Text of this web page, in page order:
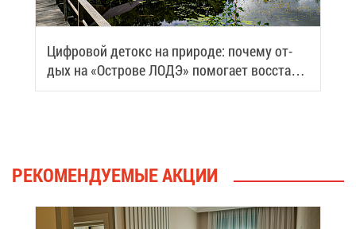
Циф­ро­вой де­токс на при­ро­де: по­че­му от­
дых на «Ост­ро­ве ЛОДЭ» по­мо­га­ет вос­ста­но­
вить си­лы
РЕ­КО­МЕН­ДУ­Е­МЫЕ АК­ЦИИ